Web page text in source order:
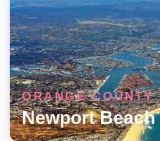
ORANGE COUNTY
Newport Beach